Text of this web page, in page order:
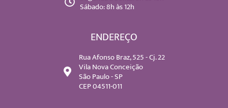
Sábado: 8h às 12h
ENDEREÇO
Rua Afonso Braz, 525 - Cj. 22
Vila Nova Conceição
São Paulo - SP
CEP 04511-011